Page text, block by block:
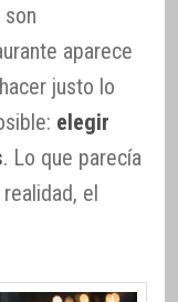
aparece
justo lo
elegir
. Lo que parecía
el